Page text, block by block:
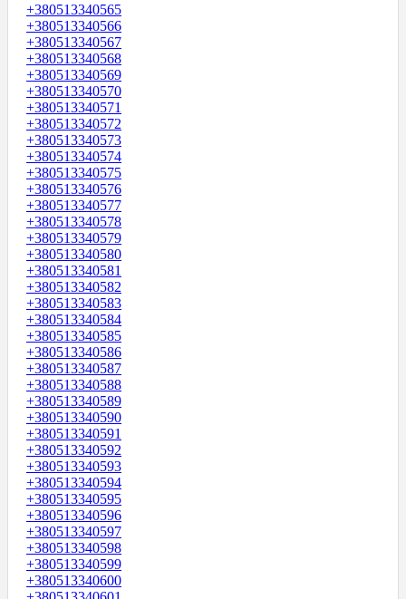
+380513340565
+380513340566
+380513340567
+380513340568
+380513340569
+380513340570
+380513340571
+380513340572
+380513340573
+380513340574
+380513340575
+380513340576
+380513340577
+380513340578
+380513340579
+380513340580
+380513340581
+380513340582
+380513340583
+380513340584
+380513340585
+380513340586
+380513340587
+380513340588
+380513340589
+380513340590
+380513340591
+380513340592
+380513340593
+380513340594
+380513340595
+380513340596
+380513340597
+380513340598
+380513340599
+380513340600